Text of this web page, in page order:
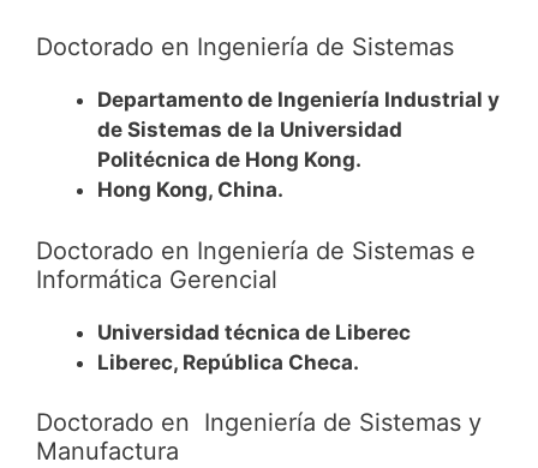
Doctorado en Ingeniería de Sistemas
Departamento de Ingeniería Industrial y
de Sistemas de la Universidad
Politécnica de Hong Kong.
Hong Kong, China.
Doctorado en Ingeniería de Sistemas e
Informática Gerencial
Universidad técnica de Liberec
Liberec, República Checa.
Doctorado en Ingeniería de Sistemas y
Manufactura